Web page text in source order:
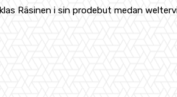
Räsinen i sin prodebut medan